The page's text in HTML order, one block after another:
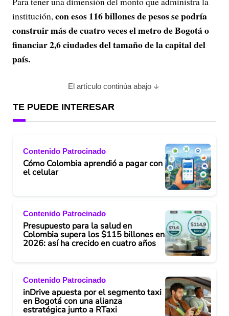
institución,con esos 116 billones de pesos se podría
construir más de cuatro veces el metro de Bogotá o
financiar 2,6 ciudades del tamaño de la capital del
país.
El artículo continúa abajo
TE PUEDE INTERESAR
Contenido Patrocinado
Cómo Colombia aprendió a pagar con
el celular
Contenido Patrocinado
Presupuesto para la salud en
Colombia supera los $115 billones en
2026: así ha crecido en cuatro años
Contenido Patrocinado
inDrive apuesta por el segmento taxi
en Bogotá con una alianza
estratégica junto a RTaxi